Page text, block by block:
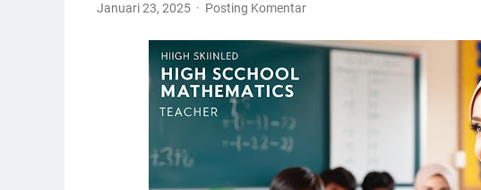
Januari 23, 2025 Posting Komentar